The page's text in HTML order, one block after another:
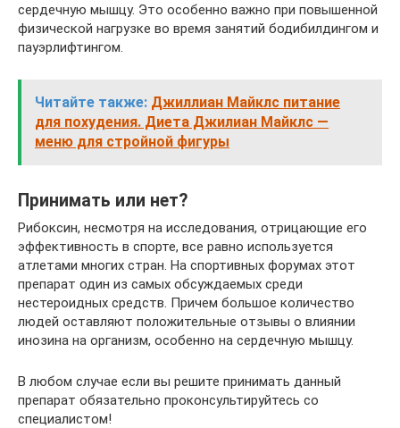
сердечную мышцу. Это особенно важно при повышенной
физической нагрузке во время занятий бодибилдингом и
пауэрлифтингом.
Читайте также: Джиллиан Майклс питание
для похудения. Диета Джилиан Майклс —
меню для стройной фигуры
Принимать или нет?
Рибоксин, несмотря на исследования, отрицающие его
эффективность в спорте, все равно используется
атлетами многих стран. На спортивных форумах этот
препарат один из самых обсуждаемых среди
нестероидных средств. Причем большое количество
людей оставляют положительные отзывы о влиянии
инозина на организм, особенно на сердечную мышцу.
В любом случае если вы решите принимать данный
препарат обязательно проконсультируйтесь со
специалистом!